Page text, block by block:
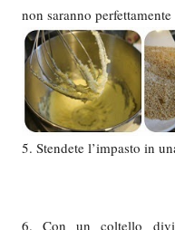
non saranno
5. Stendete l’impasto in
6. Con un coltello